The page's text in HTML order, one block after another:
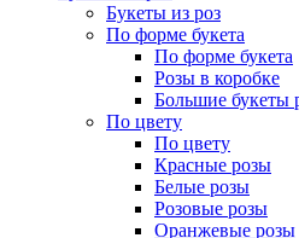
Букеты из роз
По форме букета
По форме букета
Розы в коробке
Большие букеты
По цвету
По цвету
Красные розы
Белые розы
Розовые розы
Оранжевые розы